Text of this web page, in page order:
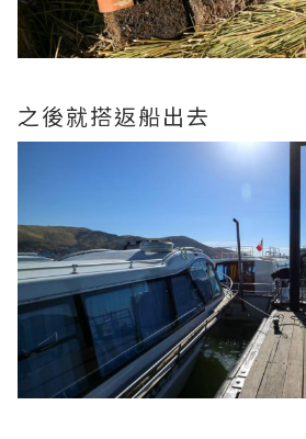
之後就搭返船出去